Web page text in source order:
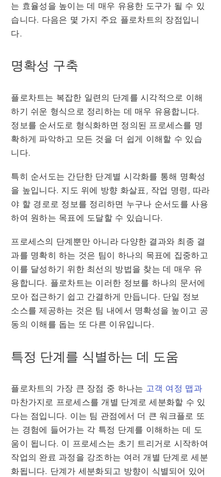
는 효율성을 높이는 데 매우 유용한 도구가 될 수 있
습니다. 다음은 몇 가지 주요 플로차트의 장점입니
다.
명확성 구축
플로차트는 복잡한 일련의 단계를 시각적으로 이해
하기 쉬운 형식으로 정리하는 데 매우 유용합니다.
정보를 순서도로 형식화하면 정의된 프로세스를 명
확하게 파악하고 모든 것을 더 쉽게 이해할 수 있습
니다.
특히 순서도는 간단한 단계별 시각화를 통해 명확성
을 높입니다. 지도 위에 방향 화살표, 작업 명령, 따라
야 할 경로로 정보를 정리하면 누구나 순서도를 사용
하여 원하는 목표에 도달할 수 있습니다.
프로세스의 단계뿐만 아니라 다양한 결과와 최종 결
과를 명확히 하는 것은 팀이 하나의 목표에 집중하고
이를 달성하기 위한 최선의 방법을 찾는 데 매우 유
용합니다. 플로차트는 이러한 정보를 하나의 문서에
모아 접근하기 쉽고 간결하게 만듭니다. 단일 정보
소스를 제공하는 것은 팀 내에서 명확성을 높이고 공
동의 이해를 돕는 또 다른 이유입니다.
특정 단계를 식별하는 데 도움
플로차트의 가장 큰 장점 중 하나는 고객 여정 맵과
마찬가지로 프로세스를 개별 단계로 세분화할 수 있
다는 점입니다. 이는 팀 관점에서 더 큰 워크플로 또
는 경험에 들어가는 각 특정 단계를 이해하는 데 도
움이 됩니다. 이 프로세스는 초기 트리거로 시작하여
작업의 완료 과정을 강조하는 여러 개별 단계로 세분
화됩니다. 단계가 세분화되고 방향이 식별되어 있어